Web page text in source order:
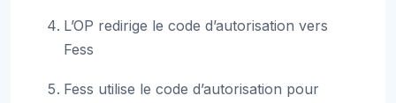
L’OP redirige le code d’autorisation vers
Fess
Fess utilise le code d’autorisation pour